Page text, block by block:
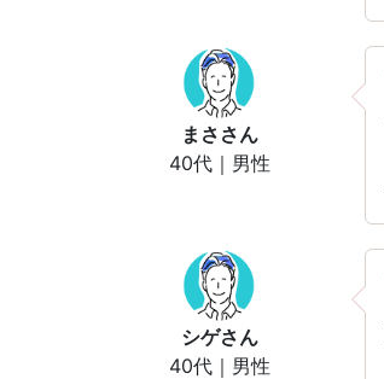
まさ さん
40代｜男性
シゲさん
40代｜男性